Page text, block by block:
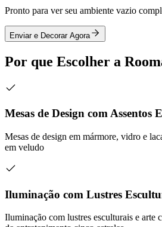
Pronto para ver seu ambiente vazio
Enviar e Decorar Agora
Por que Escolher a
Mesas de Design com Assentos
Mesas de design em mármore, vidro e
em veludo
Iluminação com Lustres
Iluminação com lustres esculturais e arte